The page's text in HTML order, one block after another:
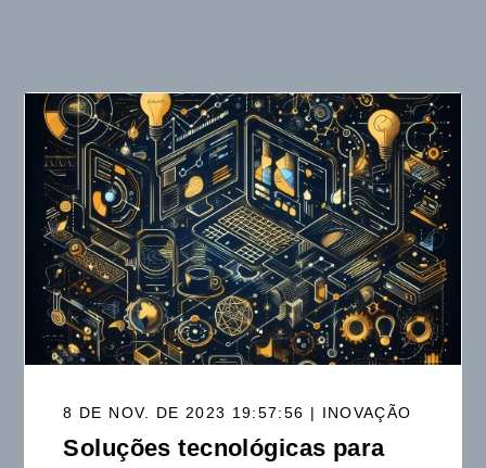
8 DE NOV. DE 2023 19:57:56 | INOVAÇÃO
Soluções tecnológicas para